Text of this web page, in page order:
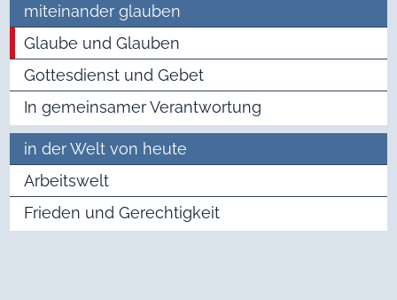
miteinander glauben
Glaube und Glauben
Gottesdienst und Gebet
In gemeinsamer Verantwortung
in der Welt von heute
Arbeitswelt
Frieden und Gerechtigkeit